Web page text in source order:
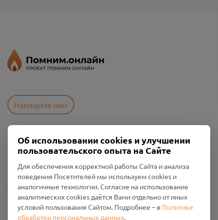
Напишите нам
Пользовательское соглашение
Политика конфиденциальности
Промо-материалы
Настройки cookies
Общество с ограниченной ответственностью «Смоленский
Проект Помним»
Об использовании cookies и улучшении
пользовательского опыта на Сайте
Для обеспечения корректной работы Сайта и анализа
поведения Посетителей мы используем cookies и
аналогичные технологии. Согласие на использование
аналитических cookies даётся Вами отдельно от иных
условий пользования Сайтом. Подробнее – в Политике
обработки персональных данных.